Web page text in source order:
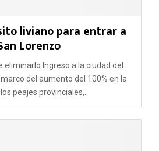
liviano para entrar a
Lorenzo
eliminarlo Ingreso a la ciudad del
del aumento del 100% en la
peajes provinciales,...